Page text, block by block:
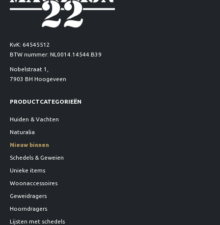
KvK: 64545512
BTW nummer: NL0014.14544.B39
Nobelstraat 1,
7903 BH Hoogeveen
PRODUCTCATEGORIEËN
Huiden & Vachten
Naturalia
Nieuw binnen
Schedels & Geweien
Unieke items
Woonaccessoires
Geweidragers
Hoorndragers
Lijsten met schedels